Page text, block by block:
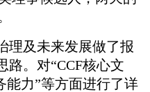
理及未来发展做了报
路。对“CCF核心文
能力”等方面进行了详